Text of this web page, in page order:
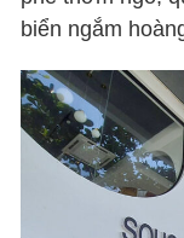
biển ngắm